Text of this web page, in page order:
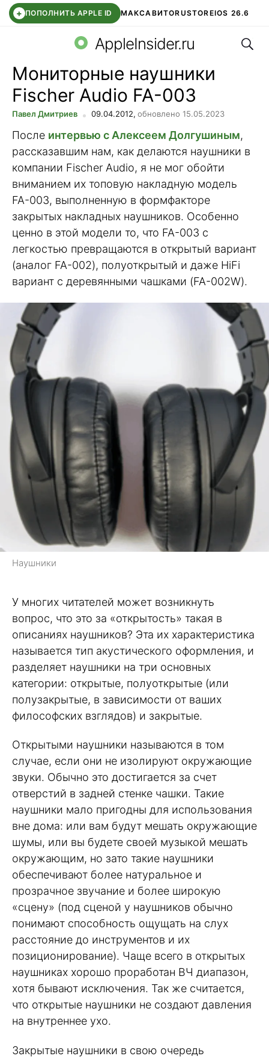
+ ПОПОЛНИТЬ APPLE ID МАКСАВИТОRUSTOREIOS 26.6
СБЕР КИДС ВТБ ОНЛАЙН ЧАТ В ROBLOX
AppleInsider.ru
Мониторные наушники
Fischer Audio FA-003
Павел Дмитриев 09.04.2012, обновлено 15.05.2023
После интервью с Алексеем Долгушиным,
рассказавшим нам, как делаются наушники в
компании Fischer Audio, я не мог обойти
вниманием их топовую накладную модель
FA-003, выполненную в формфакторе
закрытых накладных наушников. Особенно
ценно в этой модели то, что FA-003 с
легкостью превращаются в открытый вариант
(аналог FA-002), полуоткрытый и даже HiFi
вариант с деревянными чашками (FA-002W).
Наушники
У многих читателей может возникнуть
вопрос, что это за «открытость» такая в
описаниях наушников? Эта их характеристика
называется тип акустического оформления, и
разделяет наушники на три основных
категории: открытые, полуоткрытые (или
полузакрытые, в зависимости от ваших
философских взглядов) и закрытые.
Открытыми наушники называются в том
случае, если они не изолируют окружающие
звуки. Обычно это достигается за счет
отверстий в задней стенке чашки. Такие
наушники мало пригодны для использования
вне дома: или вам будут мешать окружающие
шумы, или вы будете своей музыкой мешать
окружающим, но зато такие наушники
обеспечивают более натуральное и
прозрачное звучание и более широкую
«сцену» (под сценой у наушников обычно
понимают способность ощущать на слух
расстояние до инструментов и их
позиционирование). Чаще всего в открытых
наушниках хорошо проработан ВЧ диапазон,
хотя бывают исключения. Так же считается,
что открытые наушники не создают давления
на внутреннее ухо.
Закрытые наушники в свою очередь